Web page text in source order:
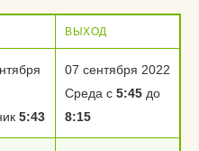
ВЫХОД
5:43
07 сентября 2022
Среда с 5:45 до
8:15